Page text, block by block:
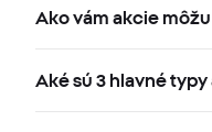
Ako vám akcie
Aké sú 3 hlavné typy